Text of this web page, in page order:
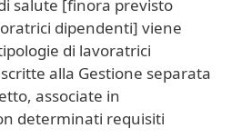
salute [finora previsto
dipendenti] viene
di lavoratrici
alla Gestione separata
associate in
determinati requisiti